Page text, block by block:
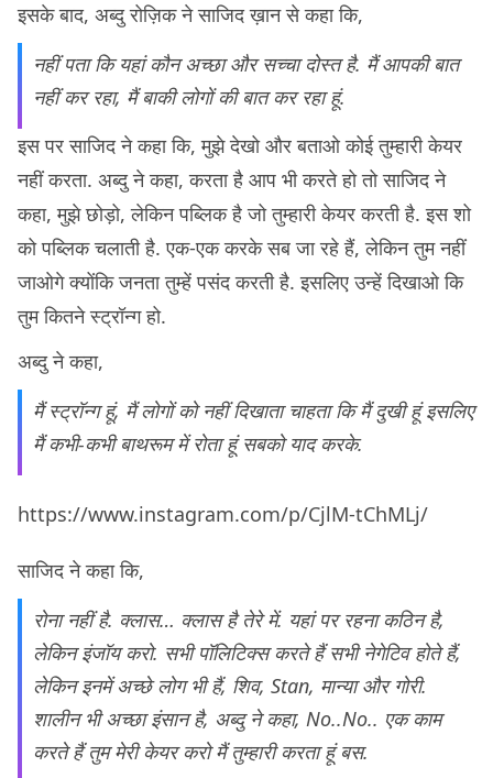
इसके बाद, अब्दु रोज़िक ने साजिद ख़ान से कहा कि,
नहीं पता कि यहां कौन अच्छा और सच्चा दोस्त है. मैं आपकी बात
नहीं कर रहा, मैं बाकी लोगों की बात कर रहा हूं.
इस पर साजिद ने कहा कि, मुझे देखो और बताओ कोई तुम्हारी केयर
नहीं करता. अब्दु ने कहा, करता है आप भी करते हो तो साजिद ने
कहा, मुझे छोड़ो, लेकिन पब्लिक है जो तुम्हारी केयर करती है. इस शो
को पब्लिक चलाती है. एक-एक करके सब जा रहे हैं, लेकिन तुम नहीं
जाओगे क्योंकि जनता तुम्हें पसंद करती है. इसलिए उन्हें दिखाओ कि
तुम कितने स्ट्रॉन्ग हो.
अब्दु ने कहा,
मैं स्ट्रॉन्ग हूं, मैं लोगों को नहीं दिखाता चाहता कि मैं दुखी हूं इसलिए
मैं कभी-कभी बाथरूम में रोता हूं सबको याद करके.
https://www.instagram.com/p/CjlM-tChMLj/
साजिद ने कहा कि,
रोना नहीं है. क्लास… क्लास है तेरे में. यहां पर रहना कठिन है,
लेकिन इंजॉय करो. सभी पॉलिटिक्स करते हैं सभी नेगेटिव होते हैं,
लेकिन इनमें अच्छे लोग भी हैं, शिव, Stan, मान्या और गोरी.
शालीन भी अच्छा इंसान है, अब्दु ने कहा, No..No.. एक काम
करते हैं तुम मेरी केयर करो मैं तुम्हारी करता हूं बस.